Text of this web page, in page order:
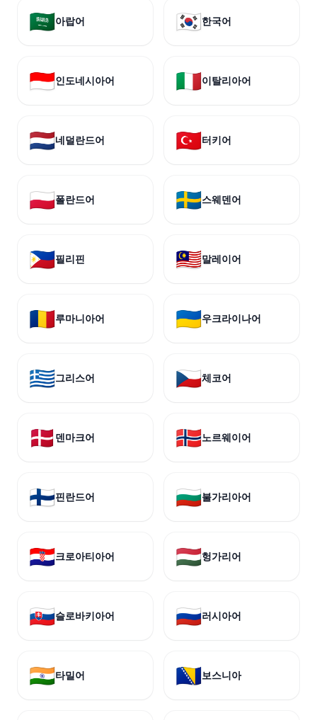
🇸🇦아랍어 🇰🇷한국어
🇮🇩인도네시아어 🇮🇹이탈리아어
🇳🇱네덜란드어 🇹🇷터키어
🇵🇱폴란드어 🇸🇪스웨덴어
🇵🇭필리핀 🇲🇾말레이어
🇷🇴루마니아어 🇺🇦우크라이나어
🇬🇷그리스어 🇨🇿체코어
🇩🇰 덴마크어 🇳🇴노르웨이어
🇫🇮핀란드어 🇧🇬불가리아어
🇭🇷크로아티아어 🇭🇺헝가리어
🇸🇰슬로바키아어 🇷🇺러시아어
🇮🇳타밀어 🇧🇦보스니아